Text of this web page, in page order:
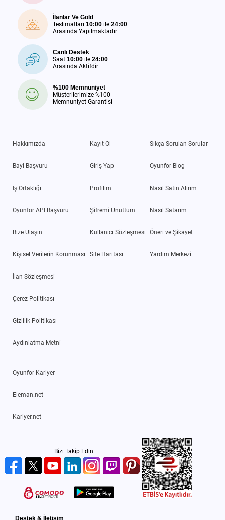
İlanlar Ve Gold
Teslimatları 10:00 ile 24:00
Arasında Yapılmaktadır
Canlı Destek
Saat 10:00 ile 24:00
Arasında Aktifdir
%100 Memnuniyet
Müşterilerimize %100
Memnuniyet Garantisi
Hakkımızda
Bayi Başvuru
İş Ortaklığı
Oyunfor API Başvuru
Bize Ulaşın
Kişisel Verilerin Korunması
İlan Sözleşmesi
Çerez Politikası
Gizlilik Politikası
Aydınlatma Metni
Kayıt Ol
Giriş Yap
Profilim
Şifremi Unuttum
Kullanıcı Sözleşmesi
Site Haritası
Sıkça Sorulan Sorular
Oyunfor Blog
Nasıl Satın Alırım
Nasıl Satarım
Öneri ve Şikayet
Yardım Merkezi
Oyunfor Kariyer
Eleman.net
Kariyer.net
Bizi Takip Edin
Destek & İletişim